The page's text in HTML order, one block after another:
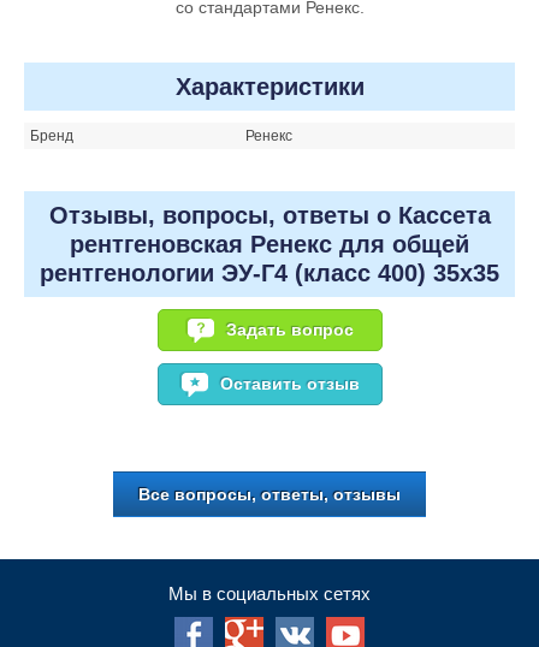
со стандартами Ренекс.
Характеристики
Бренд Ренекс
Отзывы, вопросы, ответы о Кассета
рентгеновская Ренекс для общей
рентгенологии ЭУ-Г4 (класс 400) 35х35
Задать вопрос
Оставить отзыв
Все вопросы, ответы, отзывы
Мы в социальных сетях